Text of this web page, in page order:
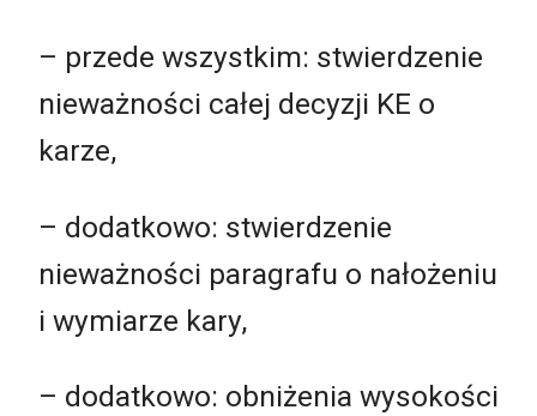
– przede wszystkim: stwierdzenie
nieważności całej decyzji KE o
karze,
– dodatkowo: stwierdzenie
nieważności paragrafu o nałożeniu
i wymiarze kary,
– dodatkowo: obniżenia wysokości